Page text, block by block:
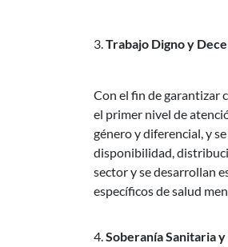
Trabajo Digno y
Con el fin de garantizar
el primer nivel de
género y diferencial, y
disponibilidad,
sector y se desarrollan
específicos de salud
Soberanía Sanitaria